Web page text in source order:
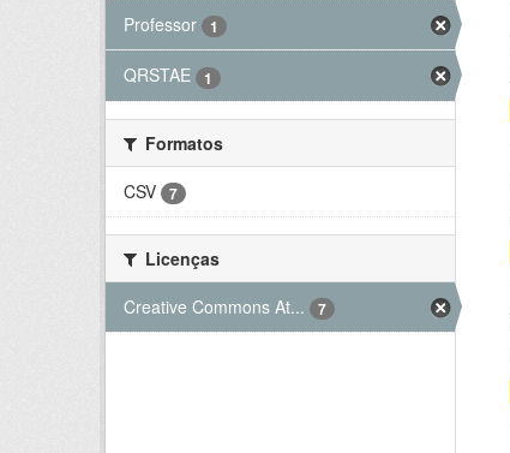
Professor 1
QRSTAE 1
Formatos
CSV
7
Licenças
Creative Commons At...
7